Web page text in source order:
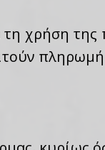
χρήση